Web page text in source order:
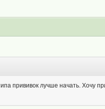
прививок лучше начать. Хочу